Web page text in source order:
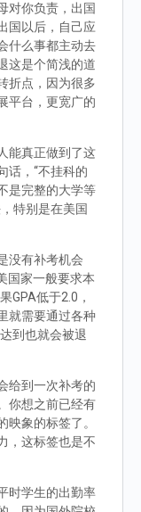
对你负责，出国
国以后，自己应
什么事都主动去
这是个简浅的道
折点，因为很多
平台，更宽广的
能真正做到了这
话，“不挂科的
是完整的大学等
特别是在美国
没有补考机会
国家一般要求本
GPA低于2.0，
就需要通过各种
到也就会被退
给到一次补考的
你想之前已经有
象的标签了。
，这标签也是不
时学生的出勤率